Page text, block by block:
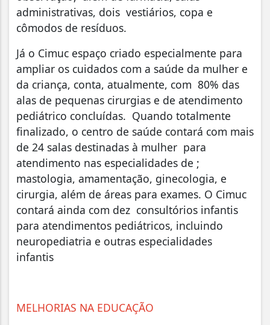
administrativas, dois vestiários, copa e
cômodos de resíduos.
Já o Cimuc espaço criado especialmente para
ampliar os cuidados com a saúde da mulher e
da criança, conta, atualmente, com 80% das
alas de pequenas cirurgias e de atendimento
pediátrico concluídas. Quando totalmente
finalizado, o centro de saúde contará com mais
de 24 salas destinadas à mulher para
atendimento nas especialidades de ;
mastologia, amamentação, ginecologia, e
cirurgia, além de áreas para exames. O Cimuc
contará ainda com dez consultórios infantis
para atendimentos pediátricos, incluindo
neuropediatria e outras especialidades
infantis
MELHORIAS NA EDUCAÇÃO